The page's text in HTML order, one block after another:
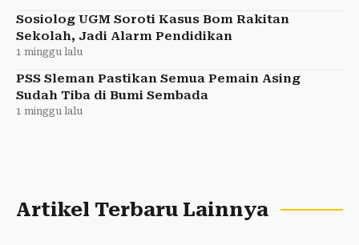
Sosiolog UGM Soroti Kasus Bom Rakitan
Sekolah, Jadi Alarm Pendidikan
1 minggu lalu
PSS Sleman Pastikan Semua Pemain Asing
Sudah Tiba di Bumi Sembada
1 minggu lalu
Artikel Terbaru Lainnya